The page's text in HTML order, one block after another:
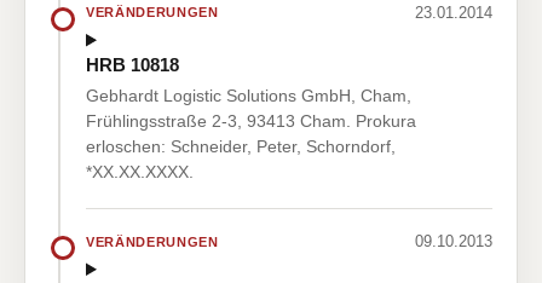
VERÄNDERUNGEN 23.01.2014
HRB 10818
Gebhardt Logistic Solutions GmbH, Cham,
Frühlingsstraße 2-3, 93413 Cham. Prokura
erloschen: Schneider, Peter, Schorndorf,
*XX.XX.XXXX.
VERÄNDERUNGEN 09.10.2013